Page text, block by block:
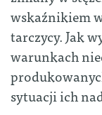
wskaźnikiem
tarczycy. Jak
warunkach
sytuacji ich